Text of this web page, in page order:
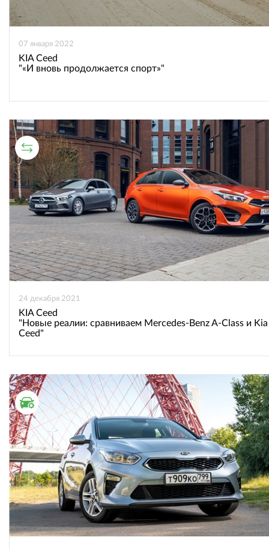
07 января 2022
KIA Ceed
"«И вновь продолжается спорт»"
СРАВНИТЕЛЬНЫЙ ТЕСТ
24 декабря 2021
KIA Ceed
"Новые реалии: сравниваем Mercedes-Benz A-Class и Kia
Ceed"
ТЕСТ ДРАЙВ